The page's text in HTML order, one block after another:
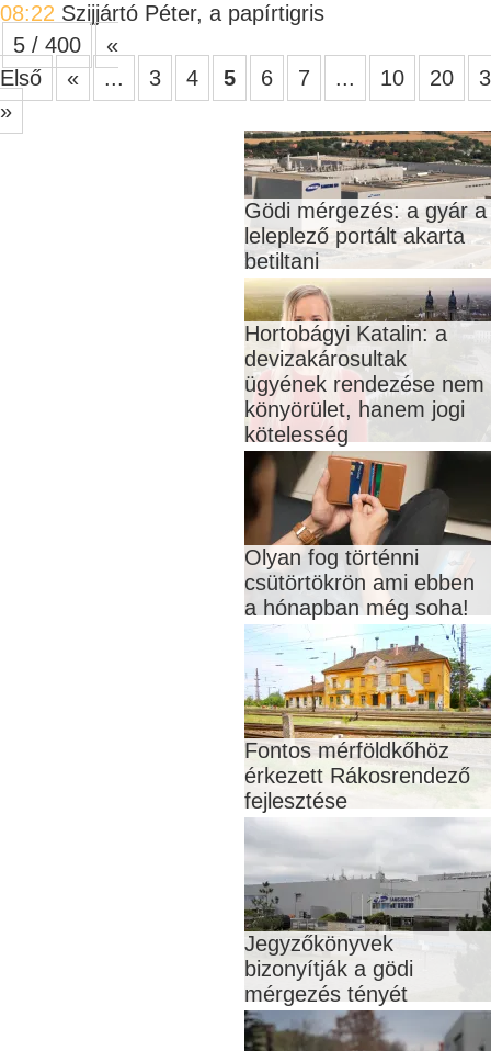
08:22 Szijjártó Péter, a papírtigris
5 / 400
«
Első
« ... 3 4 5 6 7 ... 10 20
»
Gödi mérgezés: a gyár a
leleplező portált akarta
betiltani
Hortobágyi Katalin: a
devizakárosultak
ügyének rendezése nem
könyörület, hanem jogi
kötelesség
Olyan fog történni
csütörtökrön ami ebben
a hónapban még soha!
Fontos mérföldkőhöz
érkezett Rákosrendező
fejlesztése
Jegyzőkönyvek
bizonyítják a gödi
mérgezés tényét